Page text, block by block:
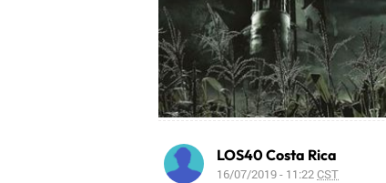
LOS40 Costa Rica
16/07/2019 - 11:22CST